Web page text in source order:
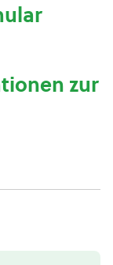
zur